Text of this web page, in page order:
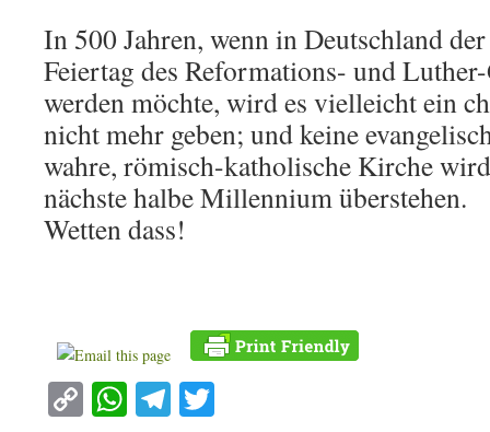
In 500 Jahren, wenn in Deutschland
Feiertag des Reformations- und
werden möchte, wird es vielleicht ein
nicht mehr geben; und keine
wahre, römisch-katholische Kirche
nächste halbe Millennium überstehen.
Wetten dass!
CopyWhatsApp
Telegram